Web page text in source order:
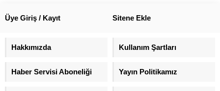
temsilcileriniz Vietnam’a
etti.
buluştu.
Üye Giriş / Kayıt Sitene Ekle
Hakkımızda Kullanım Şartları
Haber Servisi Aboneliği Yayın Politikamız